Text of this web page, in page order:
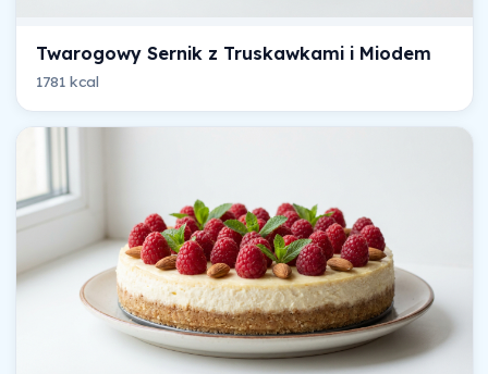
Twarogowy Sernik z Truskawkami i Miodem
1781 kcal